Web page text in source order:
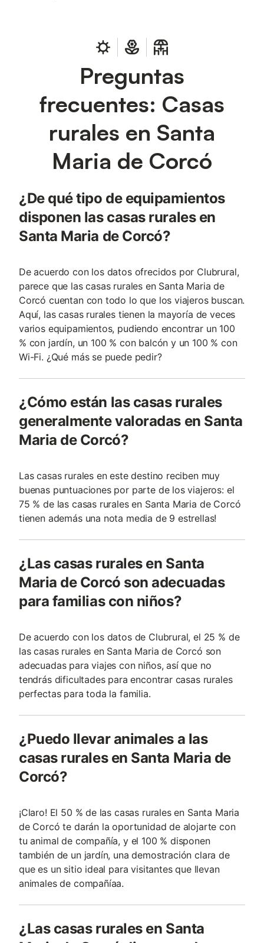
Preguntas
frecuentes: Casas
rurales en Santa
Maria de Corcó
¿De qué tipo de equipamientos
disponen las casas rurales en
Santa Maria de Corcó?
De acuerdo con los datos ofrecidos por Clubrural,
parece que las casas rurales en Santa Maria de
Corcó cuentan con todo lo que los viajeros buscan.
Aquí, las casas rurales tienen la mayoría de veces
varios equipamientos, pudiendo encontrar un 100
% con jardín, un 100 % con balcón y un 100 % con
Wi-Fi. ¿Qué más se puede pedir?
¿Cómo están las casas rurales
generalmente valoradas en Santa
Maria de Corcó?
Las casas rurales en este destino reciben muy
buenas puntuaciones por parte de los viajeros: el
75 % de las casas rurales en Santa Maria de Corcó
tienen además una nota media de 9 estrellas!
¿Las casas rurales en Santa
Maria de Corcó son adecuadas
para familias con niños?
De acuerdo con los datos de Clubrural, el 25 % de
las casas rurales en Santa Maria de Corcó son
adecuadas para viajes con niños, así que no
tendrás dificultades para encontrar casas rurales
perfectas para toda la familia.
¿Puedo llevar animales a las
casas rurales en Santa Maria de
Corcó?
¡Claro! El 50 % de las casas rurales en Santa Maria
de Corcó te darán la oportunidad de alojarte con
tu animal de compañía, y el 100 % disponen
también de un jardín, una demostración clara de
que es un sitio ideal para visitantes que llevan
animales de compañía­a.
¿Las casas rurales en Santa